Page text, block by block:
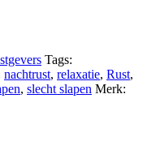
Tags:
nachtrust, relaxatie, Rust,
, slecht slapen Merk: